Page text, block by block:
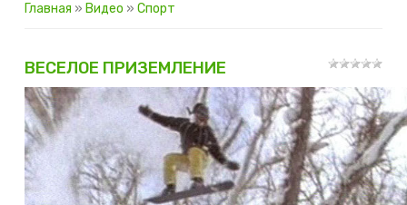
Главная » Видео » Спорт
ВЕСЕЛОЕ ПРИЗЕМЛЕНИЕ